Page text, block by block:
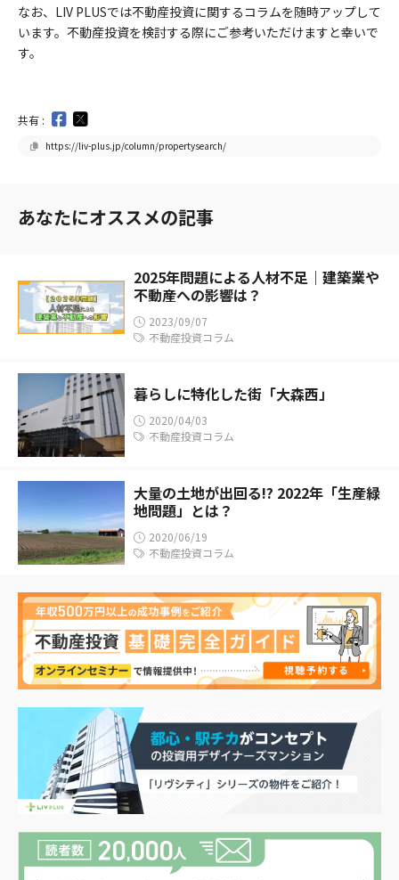
なお、LIV PLUSでは不動産投資に関するコラムを随時アップして
います。不動産投資を検討する際にご参考いただけますと幸いで
す。
共有 :
https://liv-plus.jp/column/propertysearch/
あなたにオススメの記事
2025年問題による人材不足｜建築業や
不動産への影響は？
2023/09/07
不動産投資コラム
暮らしに特化した街「大森西」
2020/04/03
不動産投資コラム
大量の土地が出回る!? 2022年「生産緑
地問題」とは？
2020/06/19
不動産投資コラム